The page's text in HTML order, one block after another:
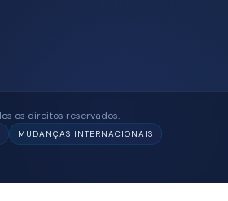
os direitos reservados.
MUDANÇAS INTERNACIONAIS